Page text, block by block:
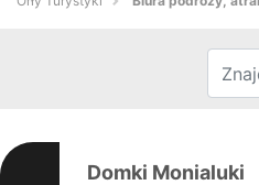
Domki Monialuki